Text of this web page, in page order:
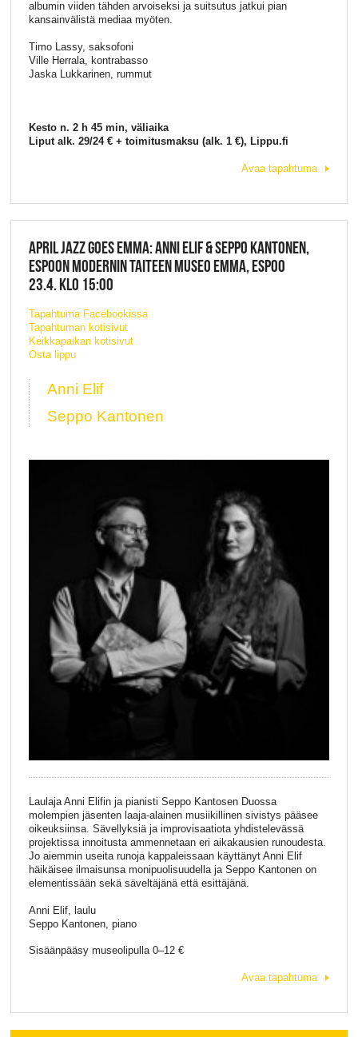
albumin viiden tähden arvoiseksi ja suitsutus jatkui pian
kansainvälistä mediaa myöten.
Timo Lassy, saksofoni
Ville Herrala, kontrabasso
Jaska Lukkarinen, rummut
Kesto n. 2 h 45 min, väliaika
Liput alk. 29/24 € + toimitusmaksu (alk. 1 €), Lippu.fi
Avaa tapahtuma
APRIL JAZZ GOES EMMA: ANNI ELIF & SEPPO KANTONEN,
ESPOON MODERNIN TAITEEN MUSEO EMMA, ESPOO
23.4. KLO 15:00
Tapahtuma Facebookissa
Tapahtuman kotisivut
Keikkapaikan kotisivut
Osta lippu
Anni Elif
Seppo Kantonen
Laulaja Anni Elifin ja pianisti Seppo Kantosen Duossa
molempien jäsenten laaja-alainen musiikillinen sivistys pääsee
oikeuksiinsa. Sävellyksiä ja improvisaatiota yhdistelevässä
projektissa innoitusta ammennetaan eri aikakausien runoudesta.
Jo aiemmin useita runoja kappaleissaan käyttänyt Anni Elif
häikäisee ilmaisunsa monipuolisuudella ja Seppo Kantonen on
elementissään sekä säveltäjänä että esittäjänä.
Anni Elif, laulu
Seppo Kantonen, piano
Sisäänpääsy museolipulla 0–12 €
Avaa tapahtuma